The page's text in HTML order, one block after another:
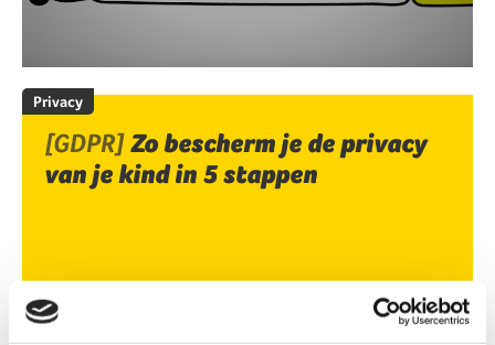
Privacy
[GDPR]Zo bescherm je de privacy
van je kind in 5 stappen